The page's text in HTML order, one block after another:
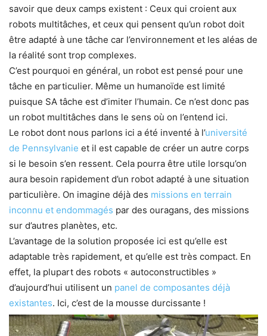
savoir que deux camps existent : Ceux qui croient aux
robots multitâches, et ceux qui pensent qu’un robot doit
être adapté à une tâche car l’environnement et les aléas de
la réalité sont trop complexes.
C’est pourquoi en général, un robot est pensé pour une
tâche en particulier. Même un humanoïde est limité
puisque SA tâche est d’imiter l’humain. Ce n’est donc pas
un robot multitâches dans le sens où on l’entend ici.
Le robot dont nous parlons ici a été inventé à l’université
de Pennsylvanie et il est capable de créer un autre corps
si le besoin s’en ressent. Cela pourra être utile lorsqu’on
aura besoin rapidement d’un robot adapté à une situation
particulière. On imagine déjà des missions en terrain
inconnu et endommagés par des ouragans, des missions
sur d’autres planètes, etc.
L’avantage de la solution proposée ici est qu’elle est
adaptable très rapidement, et qu’elle est très compact. En
effet, la plupart des robots « autoconstructibles »
d’aujourd’hui utilisent un panel de composantes déjà
existantes. Ici, c’est de la mousse durcissante !